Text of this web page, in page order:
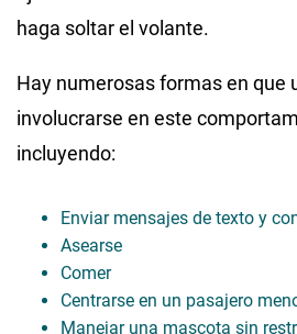
haga soltar el volante.
Hay numerosas formas en que
involucrarse en este
incluyendo:
Enviar mensajes de texto y
Asearse
Comer
Centrarse en un pasajero
Manejar una mascota sin